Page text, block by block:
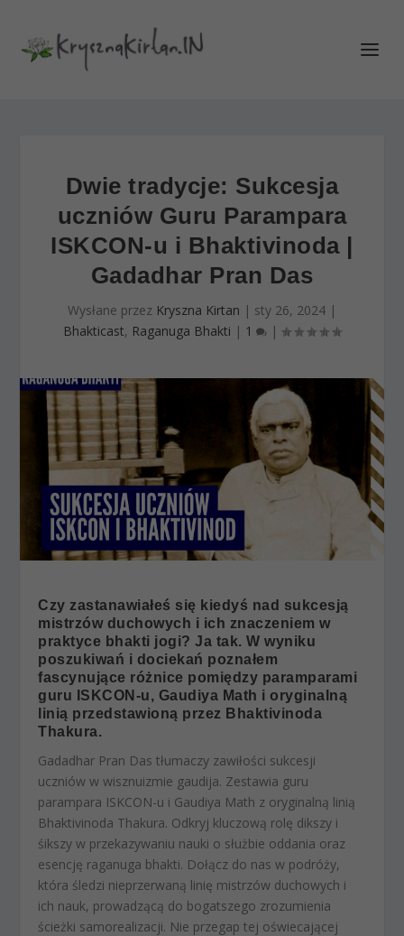
Dwie tradycje: Sukcesja
uczniów Guru Parampara
ISKCON-u i Bhaktivinoda |
Gadadhar Pran Das
Wysłane przez Kryszna Kirtan | sty 26, 2024 |
Bhakticast, Raganuga Bhakti | 1 |
Czy zastanawiałeś się kiedyś nad sukcesją
mistrzów duchowych i ich znaczeniem w
praktyce bhakti jogi? Ja tak. W wyniku
poszukiwań i dociekań poznałem
fascynujące różnice pomiędzy paramparami
guru ISKCON-u, Gaudiya Math i oryginalną
linią przedstawioną przez Bhaktivinoda
Thakura.
Gadadhar Pran Das tłumaczy zawiłości sukcesji
uczniów w wisznuizmie gaudija. Zestawia guru
parampara ISKCON-u i Gaudiya Math z oryginalną linią
Bhaktivinoda Thakura. Odkryj kluczową rolę dikszy i
śikszy w przekazywaniu nauki o służbie oddania oraz
esencję raganuga bhakti. Dołącz do nas w podróży,
która śledzi nieprzerwaną linię mistrzów duchowych i
ich nauk, prowadzącą do bogatszego zrozumienia
ścieżki samorealizacji. Nie przegap tej oświecającej